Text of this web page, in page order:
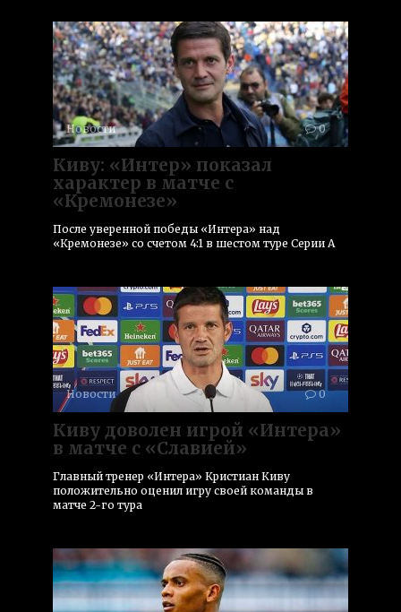
Новости 0
Киву: «Интер» показал
характер в матче с
«Кремонезе»
После уверенной победы «Интера» над
«Кремонезе» со счетом 4:1 в шестом туре Серии А
Новости 0
Киву доволен игрой «Интера»
в матче с «Славией»
Главный тренер «Интера» Кристиан Киву
положительно оценил игру своей команды в
матче 2-го тура